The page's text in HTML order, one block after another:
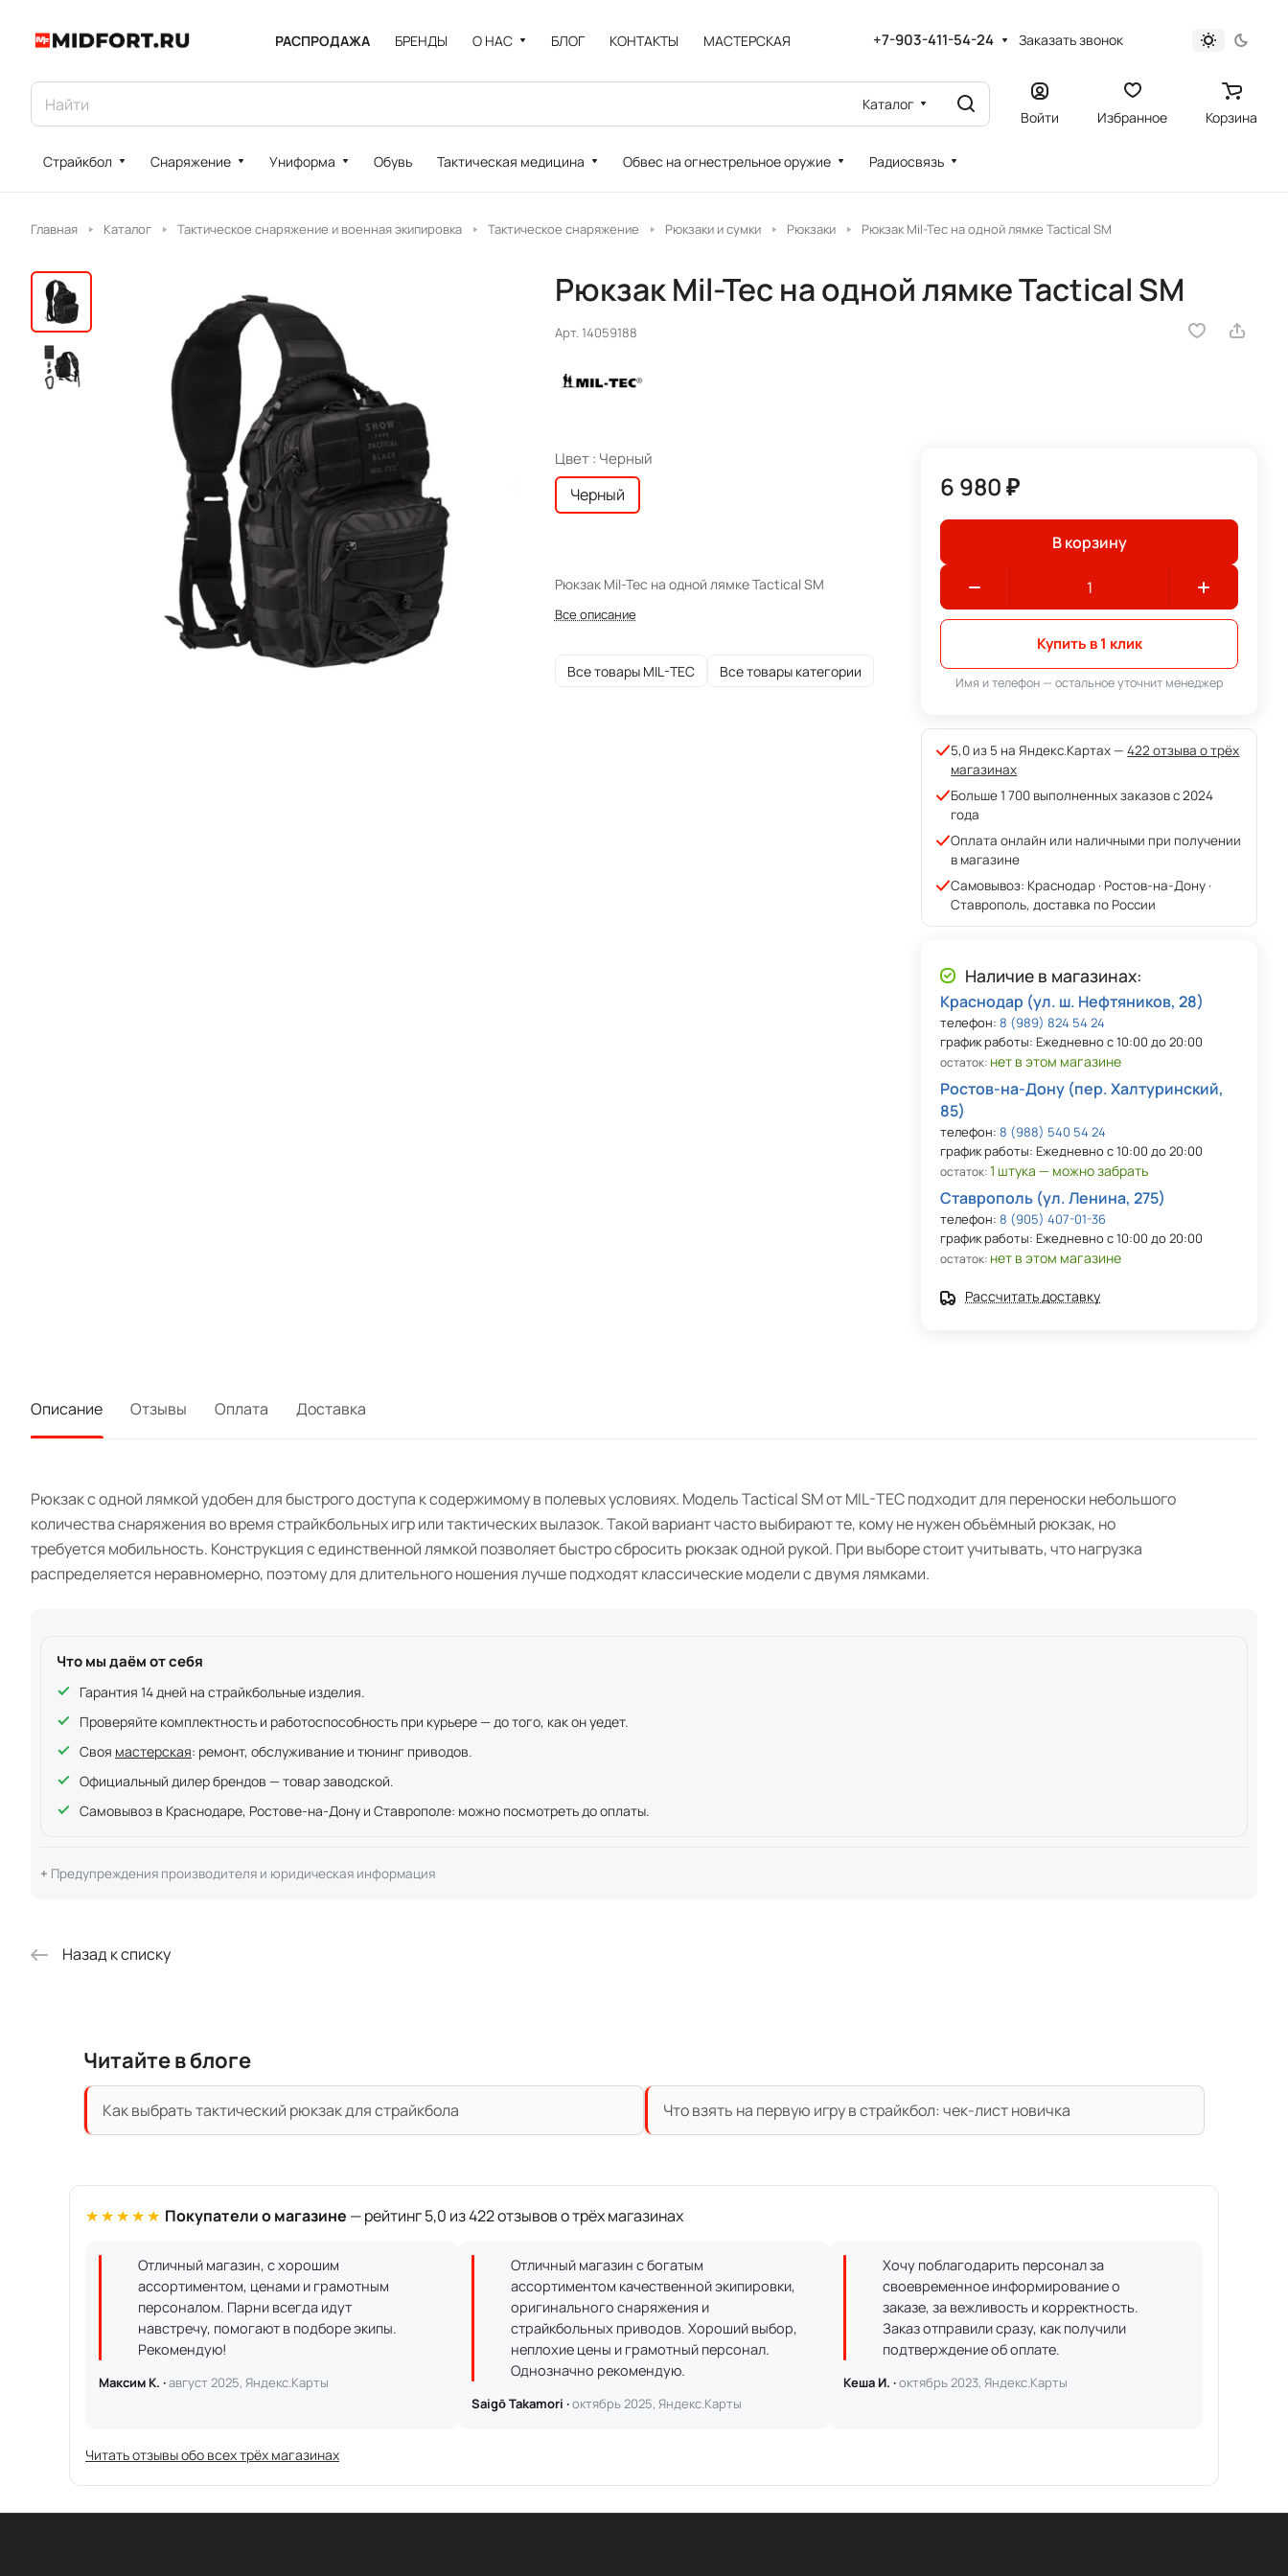
РАСПРОДАЖА БРЕНДЫ О НАС БЛОГ КОНТАКТЫ МАСТЕРСКАЯ +7-903-411-54-24 Заказать звонок
Каталог
Войти Избранное Корзина
Страйкбол Снаряжение Униформа Обувь Тактическая медицина Обвес на огнестрельное оружие Радиосвязь
Главная Каталог Тактическое снаряжение и военная экипировка Тактическое снаряжение Рюкзаки и сумки Рюкзаки Рюкзак Mil-Tec на одной лямке Tactical SM
Рюкзак Mil-Tec на одной лямке Tactical SM
Арт. 14059188
Цвет : Черный
Черный
Рюкзак Mil-Tec на одной лямке Tactical SM
Все описание
Все товары MIL-TEC Все товары категории
6 980 ₽
В корзину
Купить в 1 клик
Имя и телефон — остальное уточнит менеджер
5,0 из 5 на Яндекс.Картах —422 отзыва о трёх
магазинах
Больше 1 700 выполненных заказов с 2024
года
Оплата онлайн или наличными при получении
в магазине
Самовывоз: Краснодар · Ростов-на-Дону ·
Ставрополь, доставка по России
Наличие в магазинах:
Краснодар (ул. ш. Нефтяников, 28)
телефон:8 (989) 824 54 24
график работы: Ежедневно с 10:00 до 20:00
остаток: нет в этом магазине
Ростов-на-Дону (пер. Халтуринский,
85)
телефон:8 (988) 540 54 24
график работы: Ежедневно с 10:00 до 20:00
остаток:1 штука — можно забрать
Ставрополь (ул. Ленина, 275)
телефон:8 (905) 407-01-36
график работы: Ежедневно с 10:00 до 20:00
остаток: нет в этом магазине
Рассчитать доставку
Описание Отзывы Оплата Доставка
Рюкзак с одной лямкой удобен для быстрого доступа к содержимому в полевых условиях. Модель Tactical SM от MIL-TEC подходит для переноски небольшого
количества снаряжения во время страйкбольных игр или тактических вылазок. Такой вариант часто выбирают те, кому не нужен объёмный рюкзак, но
требуется мобильность. Конструкция с единственной лямкой позволяет быстро сбросить рюкзак одной рукой. При выборе стоит учитывать, что нагрузка
распределяется неравномерно, поэтому для длительного ношения лучше подходят классические модели с двумя лямками.
Что мы даём от себя
Гарантия 14 дней на страйкбольные изделия.
Проверяйте комплектность и работоспособность при курьере — до того, как он уедет.
Своя мастерская: ремонт, обслуживание и тюнинг приводов.
Официальный дилер брендов — товар заводской.
Самовывоз в Краснодаре, Ростове-на-Дону и Ставрополе: можно посмотреть до оплаты.
Предупреждения производителя и юридическая информация
Назад к списку
Читайте в блоге
Как выбрать тактический рюкзак для страйкбола Что взять на первую игру в страйкбол: чек-лист новичка
★★★★★ Покупатели о магазине — рейтинг 5,0 из 422 отзывов о трёх магазинах
Отличный магазин, с хорошим
ассортиментом, ценами и грамотным
персоналом. Парни всегда идут
навстречу, помогают в подборе экипы.
Рекомендую!
Максим К. ·август 2025, Яндекс.Карты
Отличный магазин с богатым
ассортиментом качественной экипировки,
оригинального снаряжения и
страйкбольных приводов. Хороший выбор,
неплохие цены и грамотный персонал.
Однозначно рекомендую.
Saigō Takamori ·октябрь 2025, Яндекс.Карты
Хочу поблагодарить персонал за
своевременное информирование о
заказе, за вежливость и корректность.
Заказ отправили сразу, как получили
подтверждение об оплате.
Кеша И. ·октябрь 2023, Яндекс.Карты
Читать отзывы обо всех трёх магазинах